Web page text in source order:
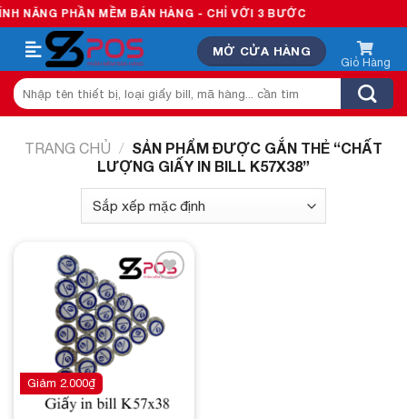
Skip
to
content
NĂNG PHẦN MỀM BÁN HÀNG - CHỈ VỚI 3 BƯỚC
MỞ CỬA HÀNG
Tìm
kiếm:
TRANG CHỦ / SẢN PHẨM ĐƯỢC GẮN THẺ “CHẤT
LƯỢNG GIẤY IN BILL K57X38”
Add to
wishlist
Giảm 2.000₫